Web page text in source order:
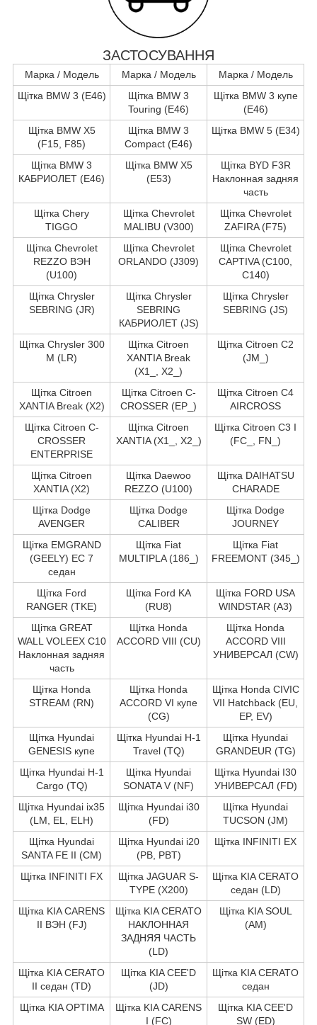
ЗАСТОСУВАННЯ
Марка / Модель Марка / Модель
Марка / Модель
Щітка BMW 3 (E46)
Щітка BMW 3
Touring (E46)
Щітка BMW 3 купе
(E46)
Щітка BMW X5
(F15, F85)
Щітка BMW 3
Compact (E46)
Щітка BMW 5 (E34)
Щітка BMW 3
КАБРИОЛЕТ (E46)
Щітка BMW X5
(E53)
Щітка BYD F3R
Наклонная задняя
часть
Щітка Chery
TIGGO
Щітка Chevrolet
MALIBU (V300)
Щітка Chevrolet
ZAFIRA (F75)
Щітка Chevrolet
REZZO ВЭН
(U100)
Щітка Chevrolet
ORLANDO (J309)
Щітка Chevrolet
CAPTIVA (C100,
C140)
Щітка Chrysler
SEBRING (JR)
Щітка Chrysler
SEBRING
КАБРИОЛЕТ (JS)
Щітка Chrysler
SEBRING (JS)
Щітка Chrysler 300
M (LR)
Щітка Citroen
XANTIA Break
(X1_, X2_)
Щітка Citroen C2
(JM_)
Щітка Citroen
XANTIA Break (X2)
Щітка Citroen C-
CROSSER (EP_)
Щітка Citroen C4
AIRCROSS
Щітка Citroen C-
CROSSER
ENTERPRISE
Щітка Citroen
XANTIA (X1_, X2_)
Щітка Citroen C3 I
(FC_, FN_)
Щітка Citroen
XANTIA (X2)
Щітка Daewoo
REZZO (U100)
Щітка DAIHATSU
CHARADE
Щітка Dodge
AVENGER
Щітка Dodge
CALIBER
Щітка Dodge
JOURNEY
Щітка EMGRAND
(GEELY) EC 7
седан
Щітка Fiat
MULTIPLA (186_)
Щітка Fiat
FREEMONT (345_)
Щітка Ford
RANGER (TKE)
Щітка Ford KA
(RU8)
Щітка FORD USA
WINDSTAR (A3)
Щітка GREAT
WALL VOLEEX C10
Наклонная задняя
часть
Щітка Honda
ACCORD VIII (CU)
Щітка Honda
ACCORD VIII
УНИВЕРСАЛ (CW)
Щітка Honda
STREAM (RN)
Щітка Honda
ACCORD VI купе
(CG)
Щітка Honda CIVIC
VII Hatchback (EU,
EP, EV)
Щітка Hyundai
GENESIS купе
Щітка Hyundai H-1
Travel (TQ)
Щітка Hyundai
GRANDEUR (TG)
Щітка Hyundai H-1
Cargo (TQ)
Щітка Hyundai
SONATA V (NF)
Щітка Hyundai I30
УНИВЕРСАЛ (FD)
Щітка Hyundai ix35
(LM, EL, ELH)
Щітка Hyundai i30
(FD)
Щітка Hyundai
TUCSON (JM)
Щітка Hyundai
SANTA FE II (CM)
Щітка Hyundai i20
(PB, PBT)
Щітка INFINITI EX
Щітка INFINITI FX
Щітка JAGUAR S-
TYPE (X200)
Щітка KIA CERATO
седан (LD)
Щітка KIA CARENS
II ВЭН (FJ)
Щітка KIA CERATO
НАКЛОННАЯ
ЗАДНЯЯ ЧАСТЬ
(LD)
Щітка KIA SOUL
(AM)
Щітка KIA CERATO
II седан (TD)
Щітка KIA CEE'D
(JD)
Щітка KIA CERATO
седан
Щітка KIA OPTIMA
Щітка KIA CARENS
I (FC)
Щітка KIA CEE'D
SW (ED)